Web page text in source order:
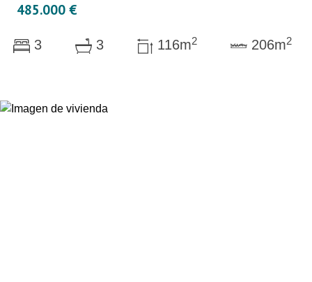
485.000 €
3 3 116m2 206m2